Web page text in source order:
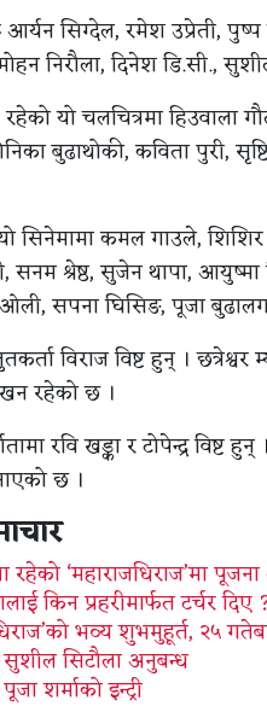
सिग्देल, रमेश उप्रेती,
निरौला, दिनेश डि.सी.,
यो चलचित्रमा हिउवाला
बुढाथोकी, कविता पुरी,
सिनेमामा कमल गाउले, शिशिर
सनम श्रेष्ठ, सुजेन थापा, आयुष्मा
सपना घिसिङ, पूजा
विराज विष्ट हुन् ।
रहेको छ ।
रवि खड्का र टोपेन्द्र
छ ।
‘महाराजधिराज’मा
किन प्रहरीमार्फत टर्चर दिए
भव्य शुभमुहूर्त, २५
सुशील सिटौला अनुबन्ध
शर्माको इन्ट्री